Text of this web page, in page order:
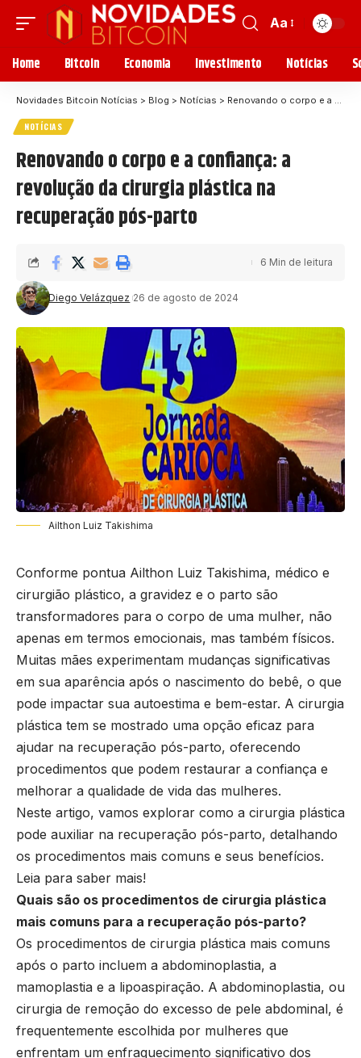
Aa
Home Bitcoin Economia Investimento Notícias
Novidades Bitcoin Notícias > Blog > Notícias > Renovando o corpo e a confiança: a revolução da cirurgia plástica na recuperação pós-parto
NOTÍCIAS
Renovando o corpo e a confiança: a
revolução da cirurgia plástica na
recuperação pós-parto
Diego Velázquez 26 de agosto de 2024
6 Min de leitura
Ailthon Luiz Takishima
Conforme pontua Ailthon Luiz Takishima, médico e
cirurgião plástico, a gravidez e o parto são
transformadores para o corpo de uma mulher, não
apenas em termos emocionais, mas também físicos.
Muitas mães experimentam mudanças significativas
em sua aparência após o nascimento do bebê, o que
pode impactar sua autoestima e bem-estar. A cirurgia
plástica tem se mostrado uma opção eficaz para
ajudar na recuperação pós-parto, oferecendo
procedimentos que podem restaurar a confiança e
melhorar a qualidade de vida das mulheres.
Neste artigo, vamos explorar como a cirurgia plástica
pode auxiliar na recuperação pós-parto, detalhando
os procedimentos mais comuns e seus benefícios.
Leia para saber mais!
Quais são os procedimentos de cirurgia plástica
mais comuns para a recuperação pós-parto?
Os procedimentos de cirurgia plástica mais comuns
após o parto incluem a abdominoplastia, a
mamoplastia e a lipoaspiração. A abdominoplastia, ou
cirurgia de remoção do excesso de pele abdominal, é
frequentemente escolhida por mulheres que
enfrentam um enfraquecimento significativo dos